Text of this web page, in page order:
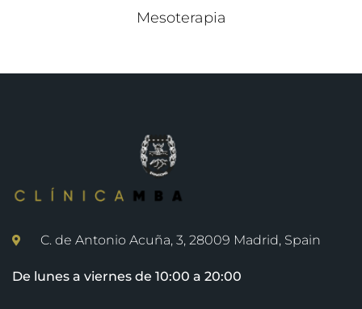
Mesoterapia
C. de Antonio Acuña, 3, 28009 Madrid, Spain
De lunes a viernes de 10:00 a 20:00